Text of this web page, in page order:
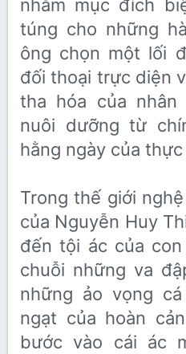
nhằm mục đích
túng cho những
ông chọn một lối
đối thoại trực diện
tha hóa của
nuôi dưỡng từ
hằng ngày của
Trong thế giới
của Nguyễn Huy
đến tội ác của
chuỗi những va
những ảo vọng
ngạt của hoàn
bước vào cái ác